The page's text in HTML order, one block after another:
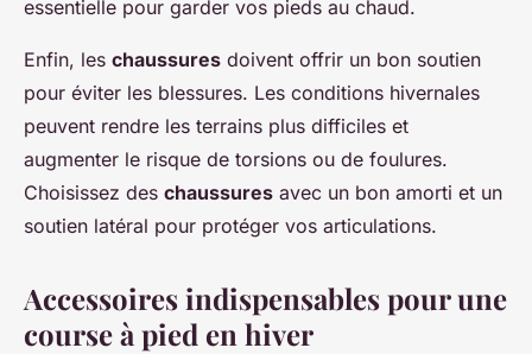
essentielle pour garder vos pieds au chaud.
Enfin, les chaussures doivent offrir un bon soutien
pour éviter les blessures. Les conditions hivernales
peuvent rendre les terrains plus difficiles et
augmenter le risque de torsions ou de foulures.
Choisissez des chaussures avec un bon amorti et un
soutien latéral pour protéger vos articulations.
Accessoires indispensables pour une
course à pied en hiver